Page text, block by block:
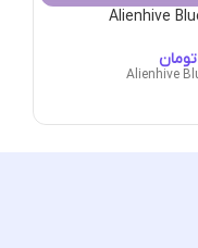
تومان